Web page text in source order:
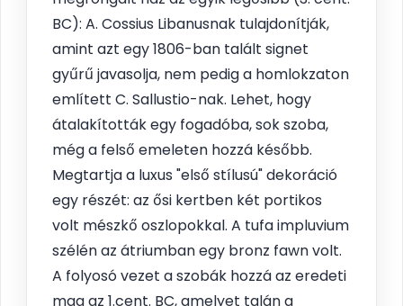
BC): A. Cossius Libanusnak tulajdonítják,
amint azt egy 1806-ban talált signet
gyűrű javasolja, nem pedig a homlokzaton
említett C. Sallustio-nak. Lehet, hogy
átalakították egy fogadóba, sok szoba,
még a felső emeleten hozzá később.
Megtartja a luxus "első stílusú" dekoráció
egy részét: az ősi kertben két portikos
volt mészkő oszlopokkal. A tufa impluvium
szélén az átriumban egy bronz fawn volt.
A folyosó vezet a szobák hozzá az eredeti
mag az 1.cent. BC, amelyet talán a